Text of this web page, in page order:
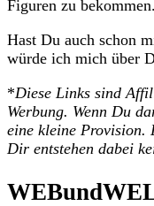
Figuren zu bekommen.
Hast Du auch schon
würde ich mich über
*Diese Links sind
Werbung. Wenn Du
eine kleine Provision.
Dir entstehen dabei